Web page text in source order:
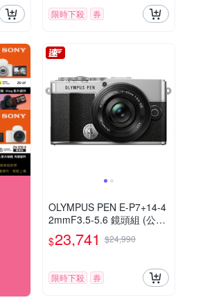
限時下殺 券
OLYMPUS PEN E-P7+14-4
2mmF3.5-5.6 鏡頭組 (公司
貨)
$23,741 $24,990
限時下殺 券